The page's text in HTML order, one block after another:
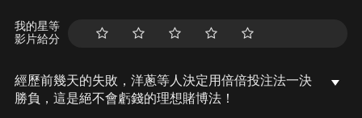
我的星等
影片給分
經歷前幾天的失敗，洋蔥等人決定用倍倍投注法一決
勝負，這是絕不會虧錢的理想賭博法！